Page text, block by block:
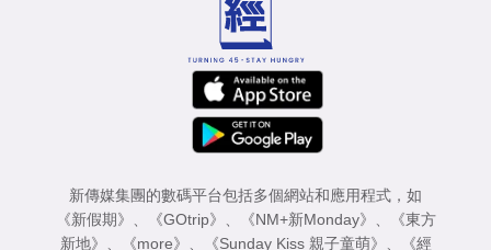
新傳媒集團的數碼平台包括多個網站和應用程式，如
《新假期》 、 《GOtrip》 、 《NM+新Monday》 、
《東方
新地》 、 《more》 、 《Sunday Kiss 親子童萌》 、
《經